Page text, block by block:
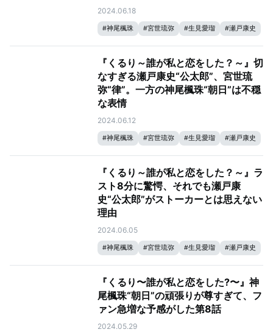
2024.06.18
#神尾楓珠 #宮世琉弥 #生見愛瑠 #瀬戸康史
『くるり～誰が私と恋をした？～』切
なすぎる瀬戸康史“公太郎”、宮世琉
弥“律”。一方の神尾楓珠“朝日”は不穏
な表情
2024.06.12
#神尾楓珠 #宮世琉弥 #生見愛瑠 #瀬戸康史
『くるり～誰が私と恋をした？～』ラ
スト8分に驚愕、それでも瀬戸康
史“公太郎”がストーカーとは思えない
理由
2024.06.05
#神尾楓珠 #宮世琉弥 #生見愛瑠 #瀬戸康史
『くるり〜誰が私と恋をした?〜』神
尾楓珠“朝日”の頑張りが尊すぎて、フ
ァン急増な予感がした第8話
2024.05.29